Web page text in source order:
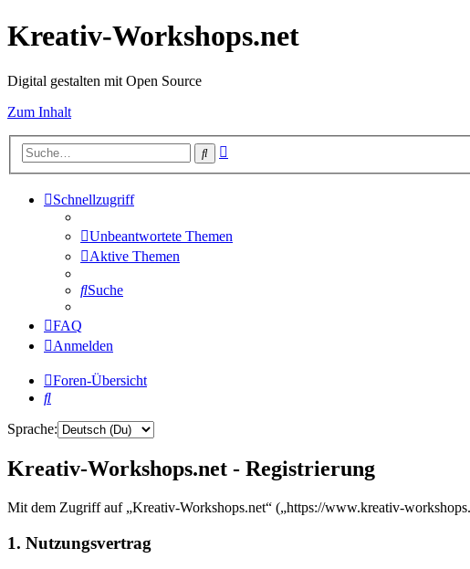
Kreativ-Workshops.net
Digital gestalten mit Open Source
Zum Inhalt
Suche
Schnellzugriff
Unbeantwortete Themen
Aktive Themen
Suche
FAQ
Anmelden
Foren-Übersicht
Suche
Sprache:
Kreativ-Workshops.net - Registrierung
Mit dem Zugriff auf „Kreativ-Workshops.net“ („https://www.kreativ-
1. Nutzungsvertrag